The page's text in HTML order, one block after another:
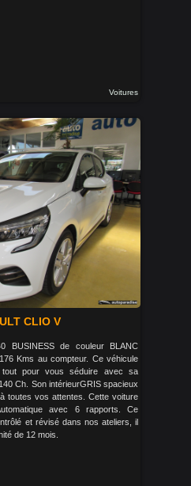
Voitures
CLIO V
BUSINESS de couleur BLANC
Kms au compteur. Ce véhicule
pour vous séduire avec sa
Ch. Son intérieurGRIS spacieux
toutes vos attentes. Cette voiture
avec 6 rapports. Ce
et révisé dans nos ateliers, il
de 12 mois.